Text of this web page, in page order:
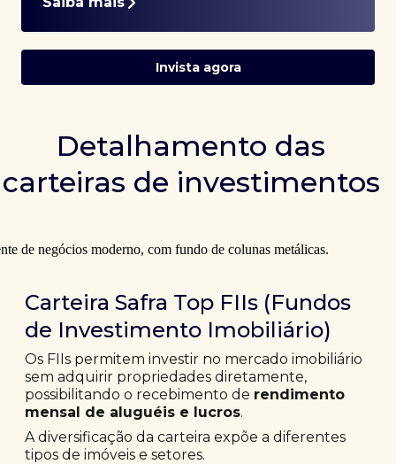
Invista agora
Detalhamento das
carteiras de investimentos
Carteira Safra Top FIIs (Fundos
de Investimento Imobiliário)
Os FIIs permitem investir no mercado imobiliário
sem adquirir propriedades diretamente,
possibilitando o recebimento de rendimento
mensal de aluguéis e lucros.
A diversificação da carteira expõe a diferentes
tipos de imóveis e setores.